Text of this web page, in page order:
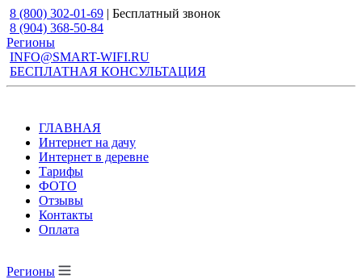
8 (800) 302-01-69 | Бесплатный звонок
8 (904) 368-50-84
Регионы
INFO@SMART-WIFI.RU
БЕСПЛАТНАЯ КОНСУЛЬТАЦИЯ
ГЛАВНАЯ
Интернет на дачу
Интернет в деревне
Тарифы
ФОТО
Отзывы
Контакты
Оплата
Регионы